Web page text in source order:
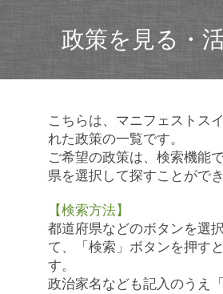
政策を見る・
こちらは、マニフェストス
れた政策の一覧です。
ご希望の政策は、検索機能
県を選択して探すことができ
【検索方法】
都道府県などのボタンを選
て、「検索」ボタンを押す
す。
政治家名なども記入のうえ